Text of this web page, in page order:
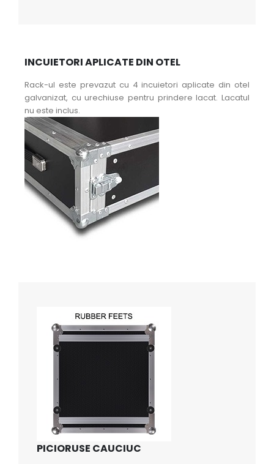
INCUIETORI APLICATE DIN OTEL
Rack-ul este prevazut cu 4 incuietori aplicate din otel
galvanizat, cu urechiuse pentru prindere lacat. Lacatul
nu este inclus.
PICIORUSE CAUCIUC